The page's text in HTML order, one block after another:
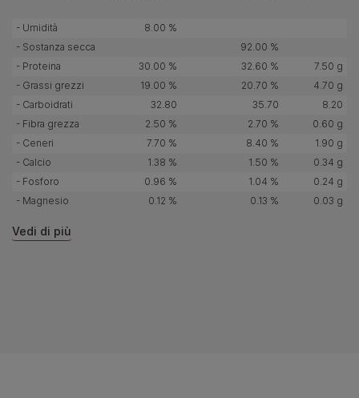
- Umidità
8.00 %
- Sostanza secca
92.00 %
- Proteina
30.00 % 32.60 %
7.50 g
- Grassi grezzi
19.00 % 20.70 %
4.70 g
- Carboidrati
32.80 35.70
8.20
- Fibra grezza
2.50 % 2.70 %
0.60 g
- Ceneri
7.70 % 8.40 %
1.90 g
- Calcio
1.38 % 1.50 %
0.34 g
- Fosforo
0.96 % 1.04 %
0.24 g
- Magnesio
0.12 % 0.13 % 0.03 g
Vedi di più